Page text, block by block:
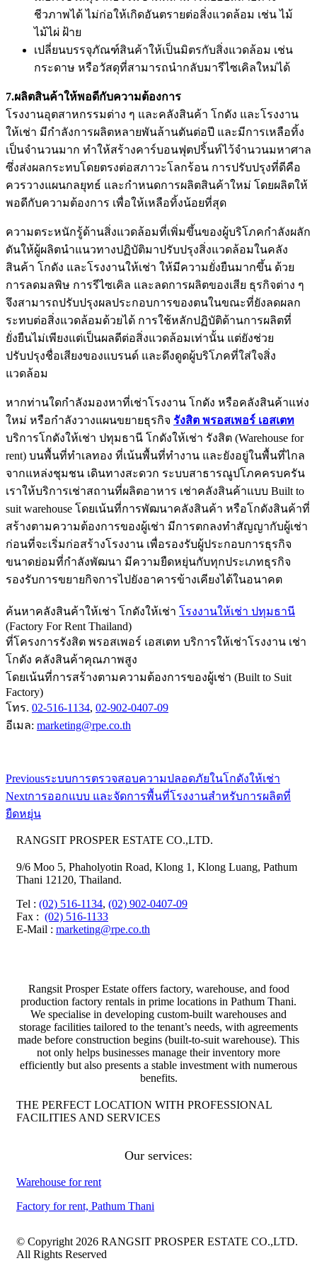
ชีวภาพได้ ไม่ก่อให้เกิดอันตรายต่อสิ่งแวดล้อม เช่น ไม้
ไม้ไผ่ ฝ้าย
เปลี่ยนบรรจุภัณฑ์สินค้าให้เป็นมิตรกับสิ่งแวดล้อม เช่น
กระดาษ หรือวัสดุที่สามารถนำกลับมารีไซเคิลใหม่ได้
7.ผลิตสินค้าให้พอดีกับความต้องการ
โรงงานอุตสาหกรรมต่าง ๆ และคลังสินค้า โกดัง และโรงงาน
ให้เช่า มีกำลังการผลิตหลายพันล้านตันต่อปี และมีการเหลือทิ้ง
เป็นจำนวนมาก ทำให้สร้างคาร์บอนฟุตปริ้นท์ไว้จำนวนมหาศาล
ซึ่งส่งผลกระทบโดยตรงต่อสภาวะโลกร้อน การปรับปรุงที่ดีคือ
ควรวางแผนกลยุทธ์ และกำหนดการผลิตสินค้าใหม่ โดยผลิตให้
พอดีกับความต้องการ เพื่อให้เหลือทิ้งน้อยที่สุด
ความตระหนักรู้ด้านสิ่งแวดล้อมที่เพิ่มขึ้นของผู้บริโภคกำลังผลัก
ดันให้ผู้ผลิตนำแนวทางปฏิบัติมาปรับปรุงสิ่งแวดล้อมในคลัง
สินค้า โกดัง และโรงงานให้เช่า ให้มีความยั่งยืนมากขึ้น ด้วย
การลดมลพิษ การรีไซเคิล และลดการผลิตของเสีย ธุรกิจต่าง ๆ
จึงสามารถปรับปรุงผลประกอบการของตนในขณะที่ยังลดผลก
ระทบต่อสิ่งแวดล้อมด้วยได้ การใช้หลักปฏิบัติด้านการผลิตที่
ยั่งยืนไม่เพียงแต่เป็นผลดีต่อสิ่งแวดล้อมเท่านั้น แต่ยังช่วย
ปรับปรุงชื่อเสียงของแบรนด์ และดึงดูดผู้บริโภคที่ใส่ใจสิ่ง
แวดล้อม
หากท่านใดกำลังมองหาที่เช่าโรงงาน โกดัง หรือคลังสินค้าแห่ง
ใหม่ หรือกำลังวางแผนขยายธุรกิจ รังสิต พรอสเพอร์ เอสเตท
บริการโกดังให้เช่า ปทุมธานี โกดังให้เช่า รังสิต (Warehouse for
rent) บนพื้นที่ทำเลทอง ที่เน้นพื้นที่ทำงาน และยังอยู่ในพื้นที่ไกล
จากแหล่งชุมชน เดินทางสะดวก ระบบสาธารณูปโภคครบครัน
เราให้บริการเช่าสถานที่ผลิตอาหาร เช่าคลังสินค้าแบบ Built to
suit warehouse โดยเน้นที่การพัฒนาคลังสินค้า หรือโกดังสินค้าที่
สร้างตามความต้องการของผู้เช่า มีการตกลงทำสัญญากับผู้เช่า
ก่อนที่จะเริ่มก่อสร้างโรงงาน เพื่อรองรับผู้ประกอบการธุรกิจ
ขนาดย่อมที่กำลังพัฒนา มีความยืดหยุ่นกับทุกประเภทธุรกิจ
รองรับการขยายกิจการไปยังอาคารข้างเคียงได้ในอนาคต
ค้นหาคลังสินค้าให้เช่า โกดังให้เช่า โรงงานให้เช่า ปทุมธานี
(Factory For Rent Thailand)
ที่โครงการรังสิต พรอสเพอร์ เอสเตท บริการให้เช่าโรงงาน เช่า
โกดัง คลังสินค้าคุณภาพสูง
โดยเน้นที่การสร้างตามความต้องการของผู้เช่า (Built to Suit
Factory)
โทร. 02-516-1134, 02-902-0407-09
อีเมล: marketing@rpe.co.th
Previousระบบการตรวจสอบความปลอดภัยในโกดังให้เช่า
Nextการออกแบบ และจัดการพื้นที่โรงงานสำหรับการผลิตที่
ยืดหยุ่น
RANGSIT PROSPER ESTATE CO.,LTD.
9/6 Moo 5, Phaholyotin Road, Klong 1, Klong Luang, Pathum
Thani 12120, Thailand.
Tel : (02) 516-1134, (02) 902-0407-09
Fax : (02) 516-1133
E-Mail : marketing@rpe.co.th
Rangsit Prosper Estate offers factory, warehouse, and food
production factory rentals in prime locations in Pathum Thani.
We specialise in developing custom-built warehouses and
storage facilities tailored to the tenant’s needs, with agreements
made before construction begins (built-to-suit warehouse). This
not only helps businesses manage their inventory more
efficiently but also presents a stable investment with numerous
benefits.
THE PERFECT LOCATION WITH PROFESSIONAL
FACILITIES AND SERVICES
Our services:
Warehouse for rent
Factory for rent, Pathum Thani
© Copyright 2026 RANGSIT PROSPER ESTATE CO.,LTD.
All Rights Reserved